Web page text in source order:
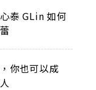
泰 GLin 如何
你也可以成